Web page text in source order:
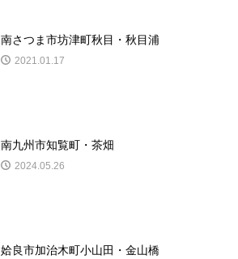
南さつま市坊津町秋目・秋目浦
2021.01.17
南九州市知覧町・茶畑
2024.05.26
姶良市加治木町小山田・金山橋